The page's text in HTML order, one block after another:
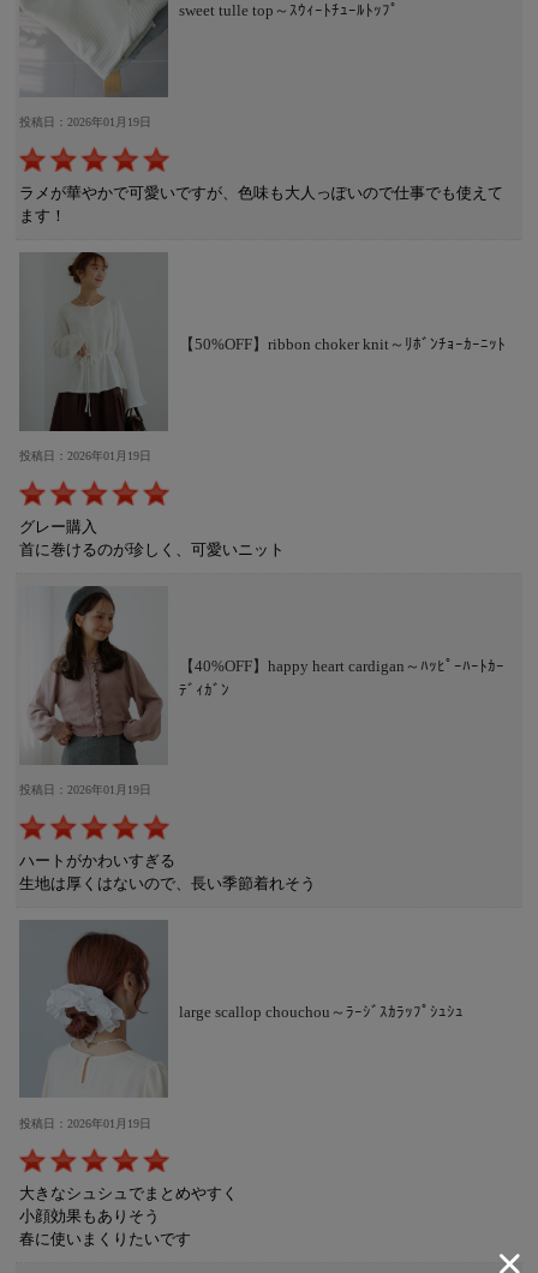
sweet tulle top～ｽｳｨｰﾄﾁｭｰﾙﾄｯﾌﾟ
投稿日：2026年01月19日
ラメが華やかで可愛いですが、色味も大人っぽいので仕事でも使えて
ます！
【50%OFF】ribbon choker knit～ﾘﾎﾞﾝﾁｮｰｶｰﾆｯﾄ
投稿日：2026年01月19日
グレー購入
首に巻けるのが珍しく、可愛いニット
【40%OFF】happy heart cardigan～ﾊｯﾋﾟｰﾊｰﾄｶｰ
ﾃﾞｨｶﾞﾝ
投稿日：2026年01月19日
ハートがかわいすぎる
生地は厚くはないので、長い季節着れそう
large scallop chouchou～ﾗｰｼﾞｽｶﾗｯﾌﾟｼｭｼｭ
投稿日：2026年01月19日
大きなシュシュでまとめやすく
小顔効果もありそう
春に使いまくりたいです